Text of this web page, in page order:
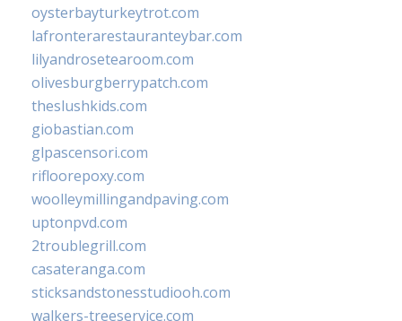
oysterbayturkeytrot.com
lafronterarestauranteybar.com
lilyandrosetearoom.com
olivesburgberrypatch.com
theslushkids.com
giobastian.com
glpascensori.com
rifloorepoxy.com
woolleymillingandpaving.com
uptonpvd.com
2troublegrill.com
casateranga.com
sticksandstonesstudiooh.com
walkers-treeservice.com